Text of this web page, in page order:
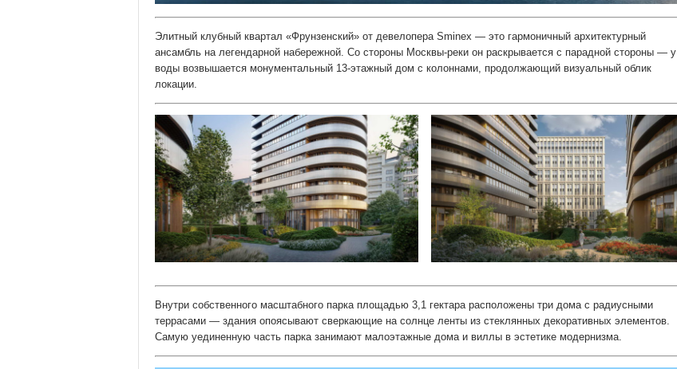
Элитный клубный квартал «Фрунзенский» от девелопера Sminex — это гармоничный архитектурный
ансамбль на легендарной набережной. Со стороны Москвы-реки он раскрывается с парадной стороны — у
воды возвышается монументальный 13-этажный дом с колоннами, продолжающий визуальный облик
локации.
Внутри собственного масштабного парка площадью 3,1 гектара расположены три дома с радиусными
террасами — здания опоясывают сверкающие на солнце ленты из стеклянных декоративных элементов.
Самую уединенную часть парка занимают малоэтажные дома и виллы в эстетике модернизма.